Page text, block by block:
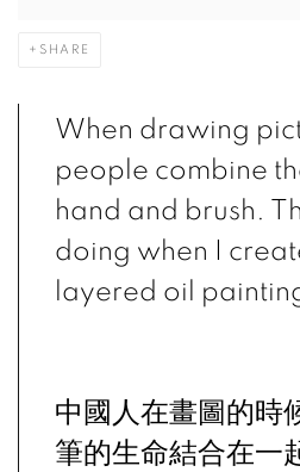
SHARE
When drawing
people combine
hand and brush.
doing when I
layered oil
中國人在畫圖的時
筆的生命結合在一